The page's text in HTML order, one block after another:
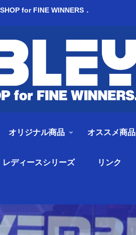
for FINE WINNERS．
オリジナル商品 オススメ商品
レディースシリーズ リンク